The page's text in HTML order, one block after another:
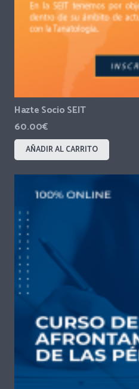
Hazte Socio SEIT
60.00€
AÑADIR AL CARRITO